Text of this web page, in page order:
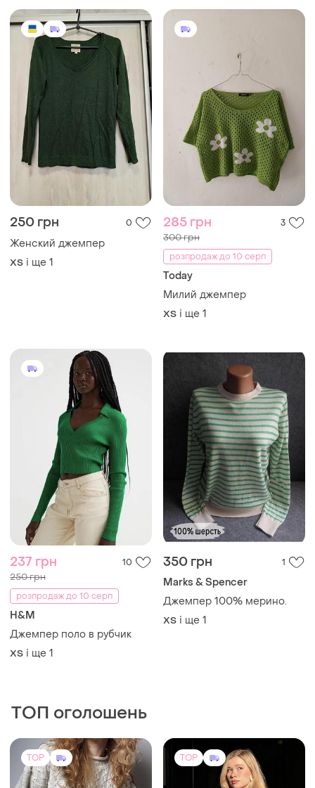
250 грн 0
Женский джемпер
ХS і ще 1
285 грн 3
300 грн
розпродаж до 10 серп
Today
Милий джемпер
ХS і ще 1
237 грн 10
250 грн
розпродаж до 10 серп
H&M
Джемпер поло в рубчик
ХS і ще 1
350 грн 1
Marks & Spencer
Джемпер 100% мерино.
ХS і ще 1
ТОП оголошень
TOP TOP